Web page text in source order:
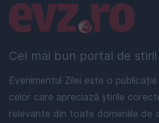
Cel mai bun portal de stiri!
Evenimentul Zilei este o
celor care apreciază știrile
relevante din toate domeniile de
Linkuri utile